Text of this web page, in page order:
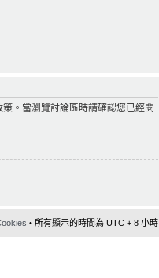
。當瀏覽討論區時請確認您已經閱
• 所有顯示的時間為 UTC + 8 小時